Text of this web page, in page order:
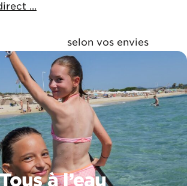
...
selon vos envies
à l’eau